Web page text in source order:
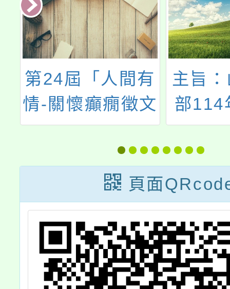
第24屆「人間有
情-關懷癲癇徵文
比賽」
主旨
部114
防教
鬥營
1份，
頁面